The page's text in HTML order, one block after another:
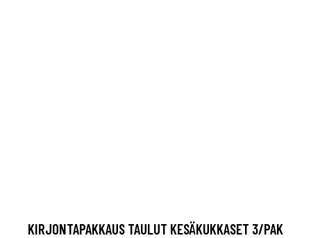
KIRJONTAPAKKAUS TAULUT KESÄKUKKASET 3/PAK